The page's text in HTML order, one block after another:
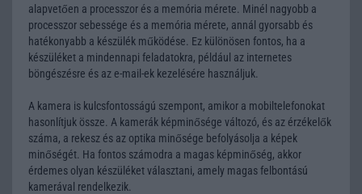
alapvetően a processzor és a memória mérete. Minél nagyobb a
processzor sebessége és a memória mérete, annál gyorsabb és
hatékonyabb a készülék működése. Ez különösen fontos, ha a
készüléket a mindennapi feladatokra, például az internetes
böngészésre és az e-mail-ek kezelésére használjuk.
A kamera is kulcsfontosságú szempont, amikor a mobiltelefonokat
hasonlítjuk össze. A kamerák képminősége változó, és az érzékelők
száma, a rekesz és az optika minősége befolyásolja a képek
minőségét. Ha fontos számodra a magas képminőség, akkor
érdemes olyan készüléket választani, amely magas felbontású
kamerával rendelkezik.